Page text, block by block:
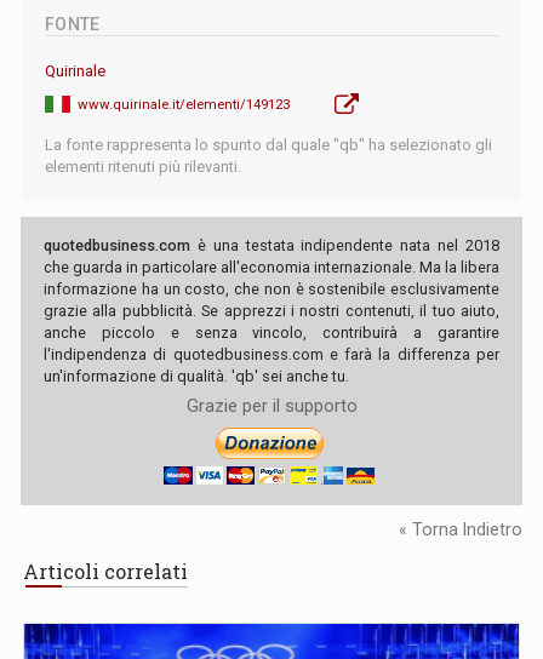
FONTE
Quirinale
www.quirinale.it/elementi/149123
La fonte rappresenta lo spunto dal quale "qb" ha selezionato gli
elementi ritenuti più rilevanti.
quotedbusiness.com è una testata indipendente nata nel 2018
che guarda in particolare all'economia internazionale. Ma la libera
informazione ha un costo, che non è sostenibile esclusivamente
grazie alla pubblicità. Se apprezzi i nostri contenuti, il tuo aiuto,
anche piccolo e senza vincolo, contribuirà a garantire
l'indipendenza di quotedbusiness.com e farà la differenza per
un'informazione di qualità. 'qb' sei anche tu.
Grazie per il supporto
« Torna Indietro
Articoli correlati